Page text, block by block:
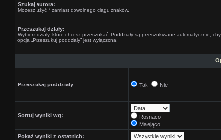
Szukaj autora:
Możesz użyć * zamiast dowolnego ciągu znaków.
Przeszukaj działy:
Wybierz działy, które chcesz przeszukać. Poddziały są przeszukiwane automatycznie,
opcja „Przeszukuj poddziały” jest wyłączona.
Przeszukaj poddziały: Tak Nie
Sortuj wyniki wg:
Rosnąco
Malejąco
Pokaż wyniki z ostatnich: